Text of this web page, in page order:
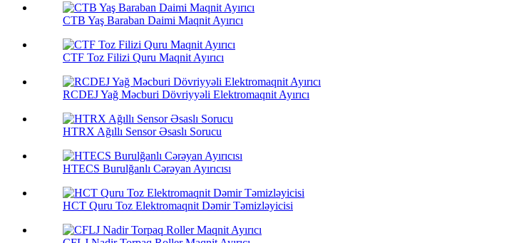
CTB Yaş Baraban Daimi Maqnit Ayırıcı
CTF Toz Filizi Quru Maqnit Ayırıcı
RCDEJ Yağ Məcburi Dövriyyəli Elektromaqnit Ayırıcı
HTRX Ağıllı Sensor Əsaslı Sorucu
HTECS Burulğanlı Cərəyan Ayırıcısı
HCT Quru Toz Elektromaqnit Dəmir Təmizləyicisi